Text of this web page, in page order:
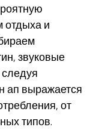
отдыха и
звуковые
следуя
ап выражается
от
типов.